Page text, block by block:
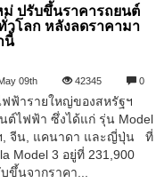
ม่ ปรับขึ้นราคารถยนต์
วโลก หลังลดราคามา
นี้
09th 42345 0
ฟ้ารายใหญ่ของสหรัฐฯ
ต์ไฟฟ้า ซึ่งได้แก่ รุ่น Model
, จีน, แคนาดา และญี่ปุ่น ที่
Model 3 อยู่ที่ 231,900
ขึ้นจากราคา...